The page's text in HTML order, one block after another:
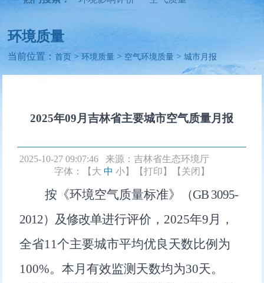
环境质量
当前位置：首页>环境质量 >空气环境质量 >城市月报
2025年09月吉林省主要城市空气质量月报
2025-10-27 09:07:46 来源：吉林省生态环境厅
字体：【 大 中 小】 【打印】 【关闭】
按《环境空气质量标准》 （GB 3095-
2012）及修改单进行评价， 2025年9月
，
全省11个主要城市平均优良天数比例为
100%。本月有效监测天数均为30天。